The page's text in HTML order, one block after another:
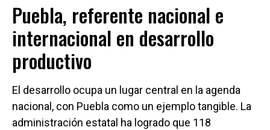
Puebla, referente nacional e
internacional en desarrollo
productivo
El desarrollo ocupa un lugar central en la agenda
nacional, con Puebla como un ejemplo tangible. La
administración estatal ha logrado que 118